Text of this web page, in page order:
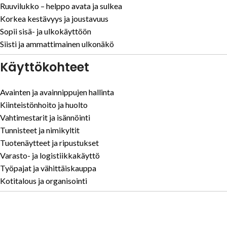
Ruuvilukko – helppo avata ja sulkea
Korkea kestävyys ja joustavuus
Sopii sisä- ja ulkokäyttöön
Siisti ja ammattimainen ulkonäkö
Käyttökohteet
Avainten ja avainnippujen hallinta
Kiinteistönhoito ja huolto
Vahtimestarit ja isännöinti
Tunnisteet ja nimikyltit
Tuotenäytteet ja ripustukset
Varasto- ja logistiikkakäyttö
Työpajat ja vähittäiskauppa
Kotitalous ja organisointi